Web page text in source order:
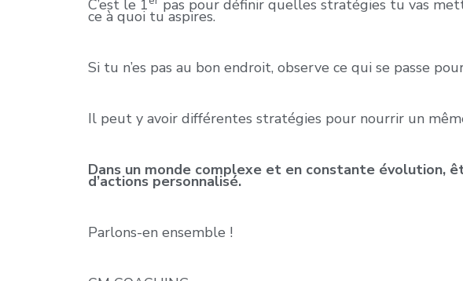
C’est le 1 pas pour définir quelles stratégies tu vas
ce à quoi tu aspires.
Si tu n’es pas au bon endroit, observe ce qui se passe
Il peut y avoir différentes stratégies pour nourrir un
Dans un monde complexe et en constante évolution,
d’actions personnalisé.
Parlons-en ensemble !